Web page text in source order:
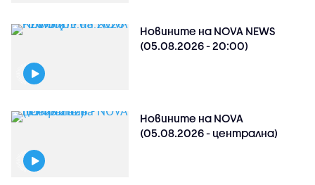
Новините на NOVA NEWS
(05.08.2026 - 20:00)
Новините на NOVA
(05.08.2026 - централна)